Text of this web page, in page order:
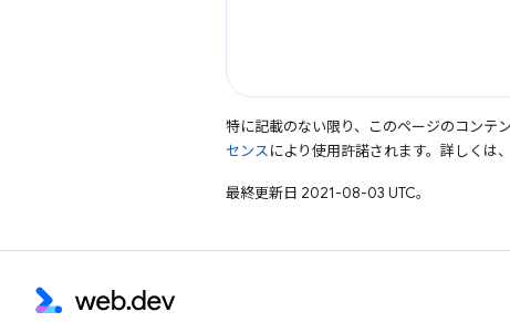
特に記載のない限り、このページのコンテ
センスにより使用許諾されます。詳しくは、
最終更新日 2021-08-03 UTC。